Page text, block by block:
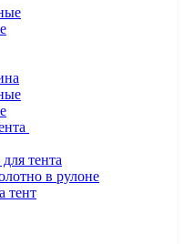
тента
в рулоне
тент